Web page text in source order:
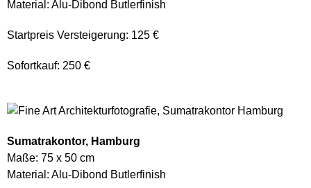
Material: Alu-Dibond Butlerfinish
Startpreis Versteigerung: 125 €
Sofortkauf: 250 €
Sumatrakontor, Hamburg
Maße: 75 x 50 cm
Material: Alu-Dibond Butlerfinish